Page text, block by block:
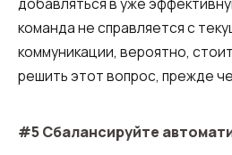
команда не справляется с
коммуникации, вероятно,
решить этот вопрос, прежде
#5 Сбалансируйте